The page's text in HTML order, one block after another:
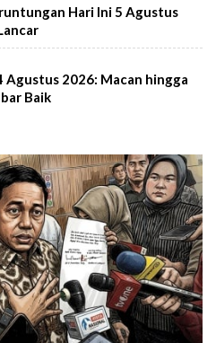
Hari Ini 5 Agustus
Agustus 2026: Macan hingga
Baik